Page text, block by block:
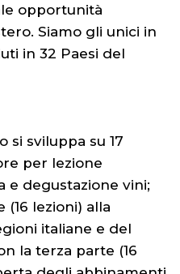
opportunità
Siamo gli unici in
in 32 Paesi del
si sviluppa su 17
per lezione
e degustazione vini;
(16 lezioni) alla
italiane e del
la terza parte (16